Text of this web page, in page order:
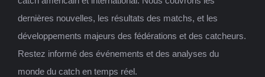
dernières nouvelles, les résultats des matchs, et les
développements majeurs des fédérations et des catcheurs.
Restez informé des événements et des analyses du
monde du catch en temps réel.